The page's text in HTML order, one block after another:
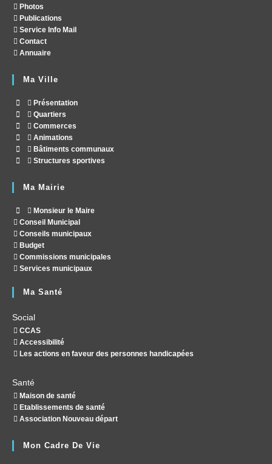
Photos
Publications
Service Info Mail
Contact
Annuaire
Ma Ville
Présentation
Quartiers
Commerces
Animations
Bâtiments communaux
Structures sportives
Ma Mairie
Monsieur le Maire
Conseil Municipal
Conseils municipaux
Budget
Commissions municipales
Services municipaux
Ma Santé
Social
CCAS
Accessibilité
Les actions en faveur des personnes handicapées
Santé
Maison de santé
Etablissements de santé
Association Nouveau départ
Mon Cadre De Vie